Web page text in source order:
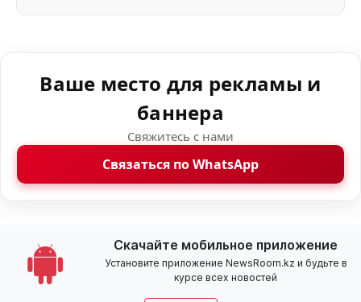
Ваше место для рекламы и
баннера
Свяжитесь с нами
Связаться по WhatsApp
Скачайте мобильное приложение
Установите приложение NewsRoom.kz и будьте в
курсе всех новостей